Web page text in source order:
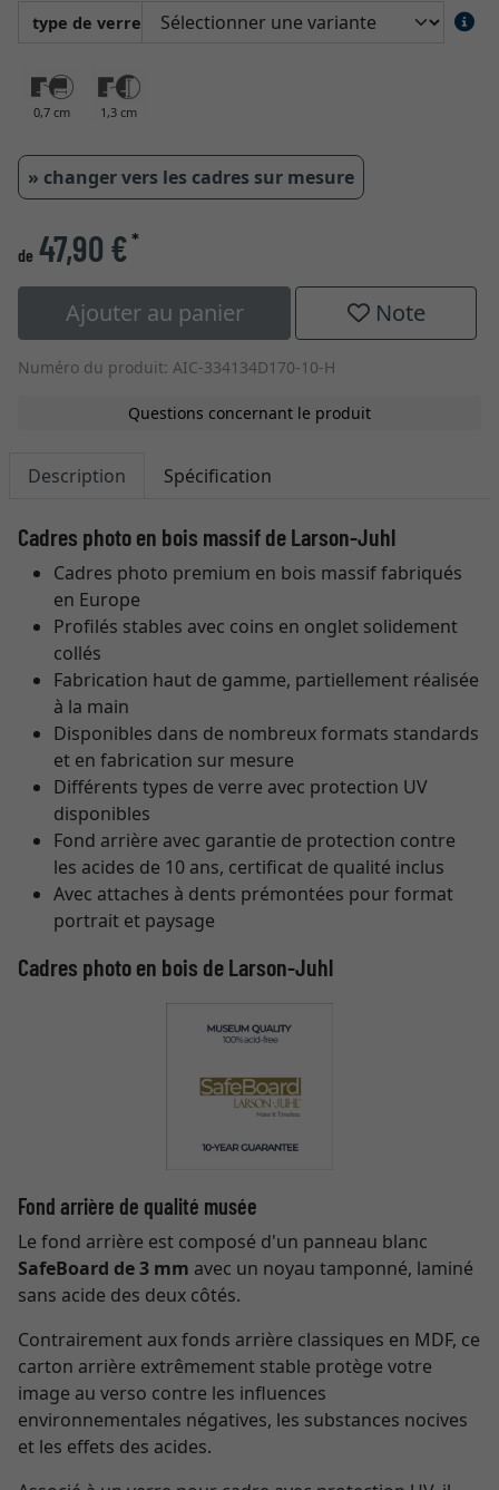
type de verre
0,7 cm 1,3 cm
» changer vers les cadres sur mesure
de 47,90 €*
Ajouter au panier Note
Numéro du produit: AIC-334134D170-10-H
Questions concernant le produit
Description Spécification
Cadres photo en bois massif de Larson-Juhl
Cadres photo premium en bois massif fabriqués
en Europe
Profilés stables avec coins en onglet solidement
collés
Fabrication haut de gamme, partiellement réalisée
à la main
Disponibles dans de nombreux formats standards
et en fabrication sur mesure
Différents types de verre avec protection UV
disponibles
Fond arrière avec garantie de protection contre
les acides de 10 ans, certificat de qualité inclus
Avec attaches à dents prémontées pour format
portrait et paysage
Cadres photo en bois de Larson-Juhl
Fond arrière de qualité musée
Le fond arrière est composé d'un panneau blanc
SafeBoard de 3 mm avec un noyau tamponné, laminé
sans acide des deux côtés.
Contrairement aux fonds arrière classiques en MDF, ce
carton arrière extrêmement stable protège votre
image au verso contre les influences
environnementales négatives, les substances nocives
et les effets des acides.